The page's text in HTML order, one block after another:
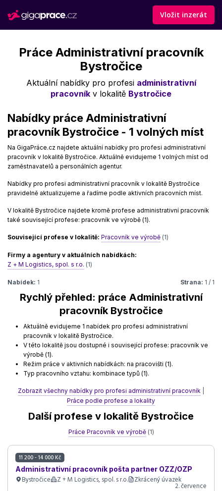
Vložit inzerát
Práce Administrativní pracovník
Bystročice
Aktuální nabídky pro profesi administrativní
pracovník v lokalitě Bystročice
Nabídky práce Administrativní
pracovník Bystročice - 1 volných míst
Na GigaPráce.cz najdete aktuální nabídky pro profesi administrativní
pracovník v lokalitě Bystročice. Aktuálně evidujeme 1 volných míst od
zaměstnavatelů a personálních agentur.
Nabídky pro profesi administrativní pracovník v lokalitě Bystročice
pravidelně aktualizujeme a řadíme podle aktivních pracovních míst.
V lokalitě Bystročice najdete kromě profese administrativní pracovník
také související profese: pracovník ve výrobě (1).
Související profese v lokalitě: Pracovník ve výrobě (1)
Firmy a agentury v aktuálních nabídkách:
Z + M Logistics, spol. s r.o. (1)
Nabídek: 1 Strana: 1 / 1
Rychlý přehled: práce Administrativní
pracovník Bystročice
Aktuálně evidujeme 1 nabídek pro profesi administrativní
pracovník v lokalitě Bystročice.
V této lokalitě jsou dostupné i související profese: pracovník ve
výrobě (1).
Režim práce v aktivních nabídkách: na pracovišti (1).
Typ pracovního vztahu: kombinace typů (1).
Zobrazit všechny nabídky pro profesi administrativní pracovník
Práce podle profese a lokality
Další profese v lokalitě Bystročice
Práce Pracovník ve výrobě (1)
11 200 - 14 000 Kč
Administrativní pracovník pošta partner OZZ/OZP
Bystročice Z + M Logistics, spol. s r.o. Zkrácený úvazek
2. července